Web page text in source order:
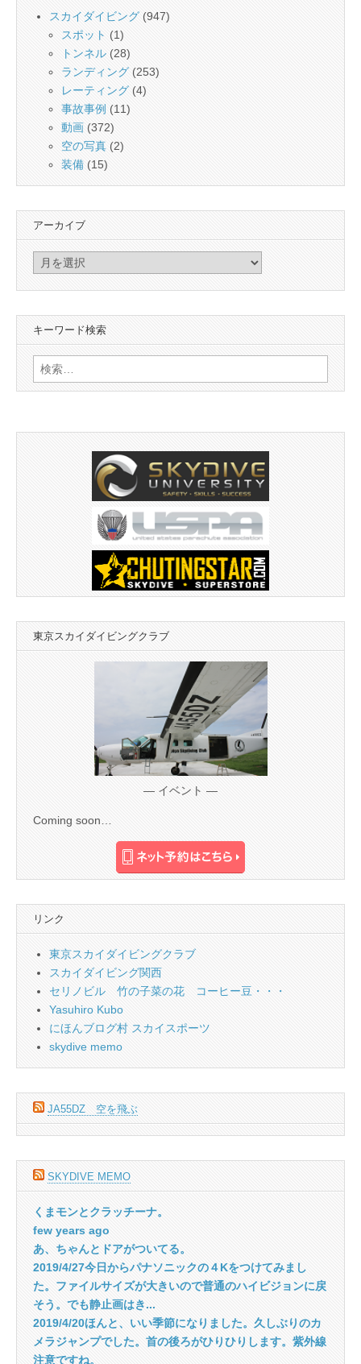
スカイダイビング (947)
スポット (1)
トンネル (28)
ランディング(253)
レーティング(4)
事故事例 (11)
動画 (372)
空の写真 (2)
装備 (15)
アーカイブ
イ
キーワード検索
検
索:
東京スカイダイビングクラブ
— イベント —
Coming soon…
リンク
東京スカイダイビングクラブ
スカイダイビング関西
セリノビル 竹の子菜の花 コーヒー豆・・・
Yasuhiro Kubo
にほんブログ村 スカイスポーツ
skydive memo
JA55DZ 空を飛ぶ
SKYDIVE MEMO
くまモンとクラッチーナ。
few years ago
あ、ちゃんとドアがついてる。
2019/4/27今日からパナソニックの４Kをつけてみまし
た。ファイルサイズが大きいので普通のハイビジョンに戻
そう。でも静止画はき...
2019/4/20ほんと、いい季節になりました。久しぶりのカ
メラジャンプでした。首の後ろがひりひりします。紫外線
注意ですね。